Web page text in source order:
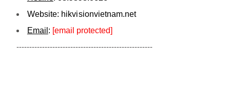
Website: hikvi sionvietnam.net
Email : [email protected]
-----------------------------------------------------